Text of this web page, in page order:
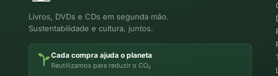
Livros, DVDs e CDs em segunda mão.
Sustentabilidade e cultura, juntos.
Cada compra ajuda o planeta
Reutilizamos para reduzir o CO₂